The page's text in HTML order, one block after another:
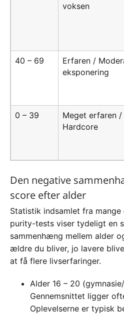
voksen
40 – 69
Erfaren /
eksponering
0 – 39
Meget erfaren /
Hardcore
Den negative
score efter alder
Statistik indsamlet fra
purity-tests viser tydeligt en
sammenhæng mellem alder
ældre du bliver, jo lavere
at få flere livserfaringer.
Alder 16 – 20
Gennemsnittet ligger
Oplevelserne er typisk